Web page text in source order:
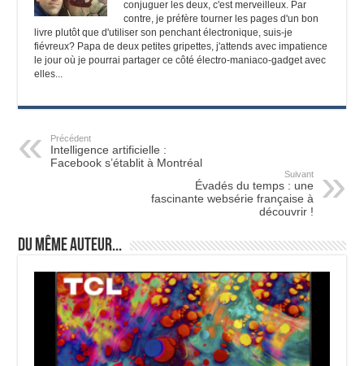
conjuguer les deux, c'est merveilleux. Par
contre, je préfère tourner les pages d'un bon
livre plutôt que d'utiliser son penchant électronique, suis-je
fiévreux? Papa de deux petites gripettes, j'attends avec impatience
le jour où je pourrai partager ce côté électro-maniaco-gadget avec
elles...
Précédent
Intelligence artificielle :
Facebook s’établit à Montréal
Suivant
Évadés du temps : une
fascinante websérie française à
découvrir !
Du même auteur...